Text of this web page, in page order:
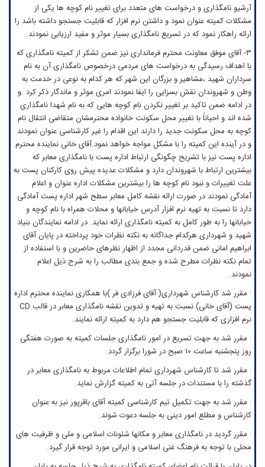
آرشیو نامگذاری و درخواست های متعدد برای تغییر نام کوچه ها یکی از
مشکلات کمیته عنوان نمود و داشتن نرم افزار که قابلیت جستجو داشته باشد را
ارائه راهکار نمود که در تسریع نامگذاری بسیار موثر و مفید ارزیابی نمودند.
۳- آقای موفق معاونت محترم فرمانداری نیز ضمن تشکر از کمیته نامگذاری که
با اهداف رسیدگی به درخواست های مردمی درخصوص نامگذاری آن به نام
سرداران شهید ،مشاهیر و بزرگان این شهر که هر کدام به نوعی در خدمت به
وطن و شهروندان نقش بسزایی را ایفا نمودند امری موثر و ماندگار ذکر کرد .و
در ادامه ضمن تاکید بر تغییر نکردن نام کوچه هایی که به نام شهدا نامگذاری
شده اند و احیاناً با تغییر محل سکونت خانواده محترمشان متقاضی انتقال نام
کوچه به محل سکونت جدید را دارند این اقدام را غیر کارشناسی عنوان نمودند
و در آینده این کمیته را با مشکل مواجه خواهد نمود.آقای خانی نماینده محترم
اداره پست نیز با تشریح چگونگی ارتباط اداره پست با نامگذاری معابر که
بیشترین ارتباط با شهروندان دارد و مشکلات عدیده پیش روی کارکنان پست به
علت تغییرات و نبود نام کوچه ها را بیشترین مشکلات اداره عنوان و اعلام
آمادگی نمودند در صورت ارائه نقشه کامل معابر سطح شهر اداره پست آمادگی
دارد تا نسبت به تهیه نرم افزار آدرس خیابانها و محلات همراه با نام کوچه و
خیابانها را به طور کامل به کمیته نامگذاری ارائه نماید. در ادامه نمایندگان بنیاد
شهید و شهرداری هرکدام جداگانه به نکته نظرات خود پرداخته در پایان آقای
ابراهیم امانی ضمن قدردانی مجدد از اظهار نظرهای حاضرین و با استفاده از
تمام نکته نظرات مطرح شده و جمع بندی مطالب را به شرح ذیل اعلام
نمودند.
· مقرر شد کارشناس شهرداری( آقای فرزادی فر )با همکاری نماینده محترم اداره
پست (آقای خانی) نسبت به تهیه و تدوین نقشه نامگذاری معابر در قالب CD
نرم افزاری که قابلیت جستجو هم دارد به کمیته ارائه نمایند.
· مقرر شد به جهت تسریع در امور نامگذاری جلسات کمیته به صورت هفتگی
روز پنجشنبه ساعت ۱۰ صبح در شورا برگزار گردد.
· مقرر شد تا کارشناس شهرداری تمام اطلاعات مربوط به نامگذاری معابر در
گذشته را با مستندات در جلسه آتی به کمیته گزارش نماید.
· مقرر شد به جهت تکمیل تیم کارشناسی کمیته آقای باقرپور نیز به عنوان
کارشناس و مطلع امور دینی به جلسه دعوت شوند.
· مقرر گردید در نامگذاری معابر و مکانها شئونات اسلامی و ملی و ظرفیت های
محلی با توجه به فرهنگ غنی اسلامی و ایرانی مورد توجه قرار گیرد.